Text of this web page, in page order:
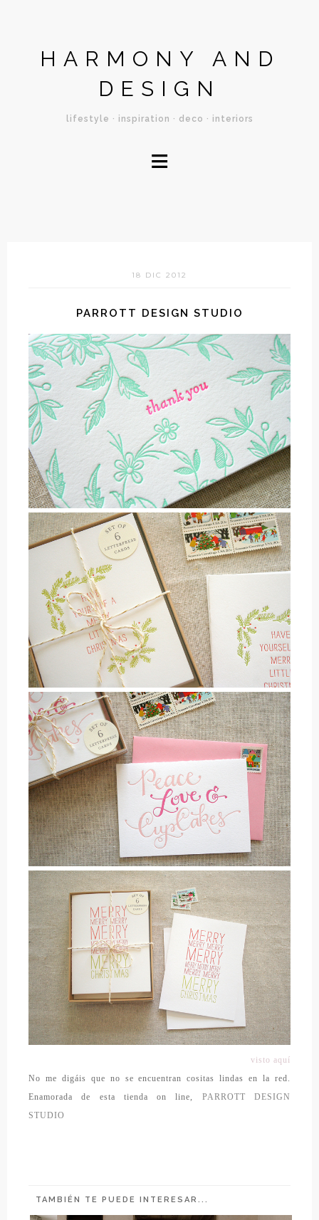
HARMONY AND
DESIGN
lifestyle · inspiration · deco · interiors
≡
18 DIC 2012
PARROTT DESIGN STUDIO
visto aquí
No me digáis que no se encuentran cositas lindas en la red.
Enamorada de esta tienda on line, PARROTT DESIGN
STUDIO
TAMBIÉN TE PUEDE INTERESAR...